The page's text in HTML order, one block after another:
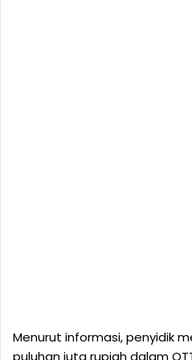
Menurut informasi, penyidik